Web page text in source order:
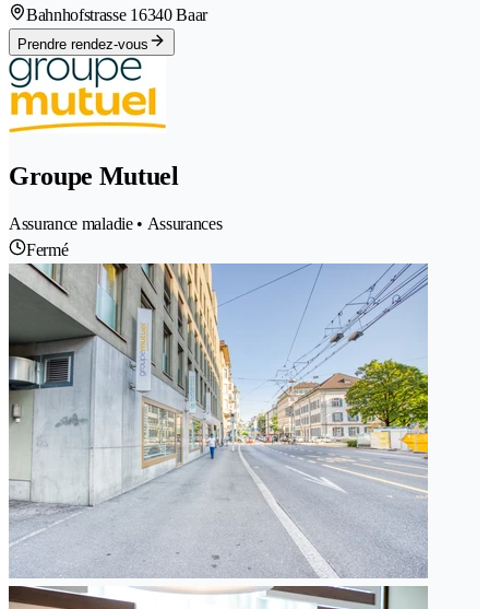
Bahnhofstrasse 16340 Baar
Prendre rendez-vous
Groupe Mutuel
Assurance maladie • Assurances
Fermé